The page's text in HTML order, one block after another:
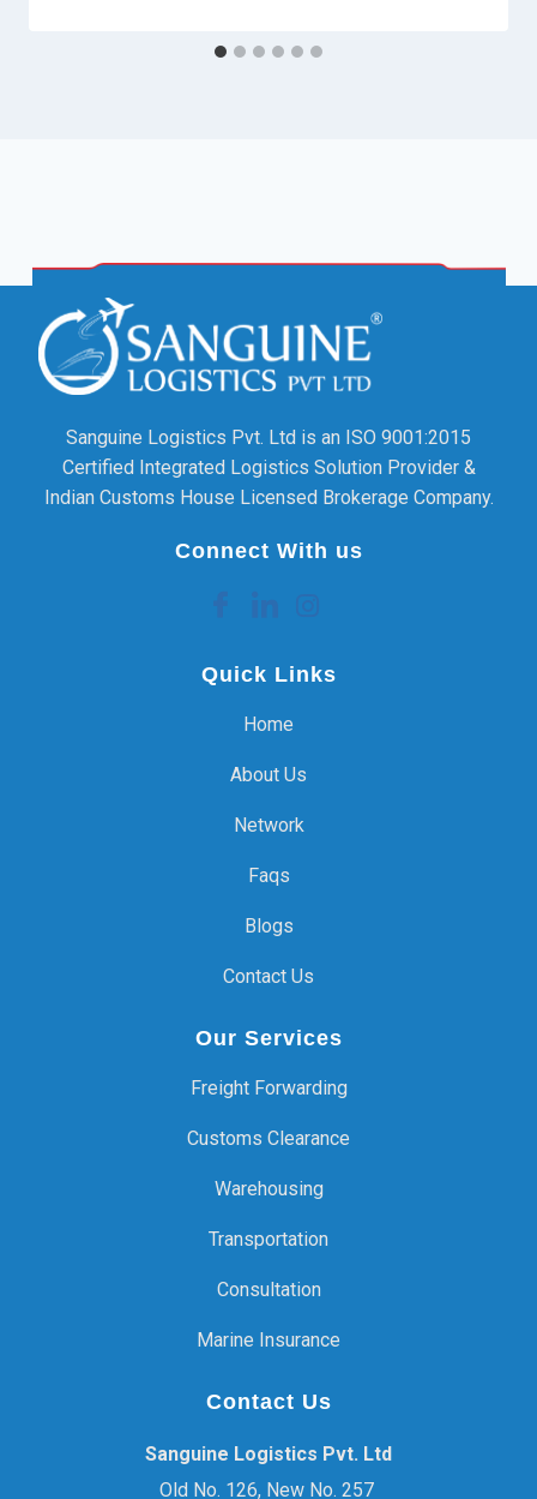
Sanguine Logistics Pvt. Ltd is an ISO 9001:2015
Certified Integrated Logistics Solution Provider &
Indian Customs House Licensed Brokerage Company.
Connect With us
Quick Links
Home
About Us
Network
Faqs
Blogs
Contact Us
Our Services
Freight Forwarding
Customs Clearance
Warehousing
Transportation
Consultation
Marine Insurance
Contact Us
Sanguine Logistics Pvt. Ltd
Old No. 126, New No. 257